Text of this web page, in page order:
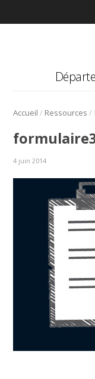
Accueil / Ressources /
4 juin 2014